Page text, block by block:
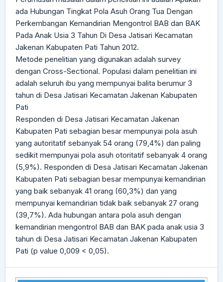
ada Hubungan Tingkat Pola Asuh Orang Tua Dengan
Perkembangan Kemandirian Mengontrol BAB dan BAK
Pada Anak Usia 3 Tahun Di Desa Jatisari Kecamatan
Jakenan Kabupaten Pati Tahun 2012.
Metode penelitian yang digunakan adalah survey
dengan Cross-Sectional. Populasi dalam penelitian ini
adalah seluruh ibu yang mempunyai balita berumur 3
tahun di Desa Jatisari Kecamatan Jakenan Kabupaten
Pati
Responden di Desa Jatisari Kecamatan Jakenan
Kabupaten Pati sebagian besar mempunyai pola asuh
yang autoritatif sebanyak 54 orang (79,4%) dan paling
sedikit mempunyai pola asuh otoritatif sebanyak 4 orang
(5,9%). Responden di Desa Jatisari Kecamatan Jakenan
Kabupaten Pati sebagian besar mempunyai kemandirian
yang baik sebanyak 41 orang (60,3%) dan yang
mempunyai kemandirian tidak baik sebanyak 27 orang
(39,7%). Ada hubungan antara pola asuh dengan
kemandirian mengontrol BAB dan BAK pada anak usia 3
tahun di Desa Jatisari Kecamatan Jakenan Kabupaten
Pati (p value 0,009 < 0,05).